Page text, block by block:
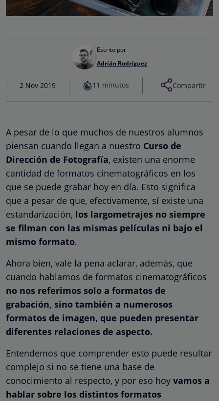
Escrito por
Adrián Rodríguez
2 Nov 2019 11 minutos Compartir
A pesar de lo que muchos de nuestros alumnos
piensan cuando llegan a nuestro Curso de
Dirección de Fotografía, existen una enorme
cantidad de formatos cinematográficos en los
que se puede grabar hoy en día. Esto significa
que a pesar de que, efectivamente, sí existe una
estandarización, los largometrajes no siempre
se filman con las mismas películas ni bajo el
mismo formato.
Ahora bien, vale la pena aclarar, además, que
cuando hablamos de formatos cinematográficos
no nos referimos solo a formatos de
grabación, sino también a numerosos
formatos de imagen, que pueden presentar
diferentes relaciones de aspecto.
Entendemos que comprender esto puede resultar
complejo si no se tiene una base de
conocimiento al respecto, y por eso hoy vamos a
hablar sobre los distintos formatos